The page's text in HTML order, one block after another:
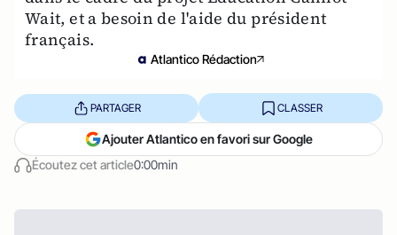
Wait, et a besoin de l'aide du président
français.
Atlantico Rédaction
Écoutez cet article0:00min
PARTAGER CLASSER
Ajouter Atlantico en favori sur Google